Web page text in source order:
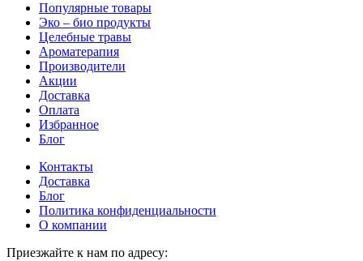
Популярные товары
Эко – био продукты
Целебные травы
Ароматерапия
Производители
Акции
Доставка
Оплата
Избранное
Блог
Контакты
Доставка
Блог
Политика конфиденциальности
О компании
Приезжайте к нам по адресу: